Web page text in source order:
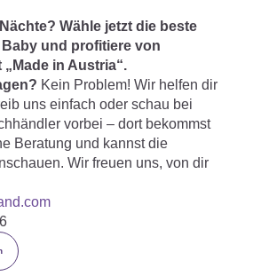
& ZUBEHÖR
Wiege & Co
Jugendmatratze
Und Laufgittermatratze
& -auflage
Schlafsack Finden
Mit Füßen
Und Babykissen
Und Kinderkissen
& STILLTUCH
Matratzenfinder
Wähle jetzt die beste
und profitiere von
in Austria“.
Kein Problem! Wir helfen dir
uns einfach oder schau bei
vorbei – dort bekommst
Beratung und kannst die
Wir freuen uns, von dir